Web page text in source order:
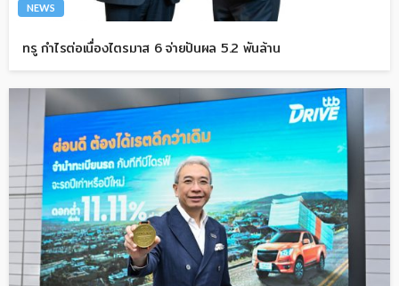
NEWS
ทรู กำไรต่อเนื่องไตรมาส 6 จ่ายปันผล 5.2 พันล้าน